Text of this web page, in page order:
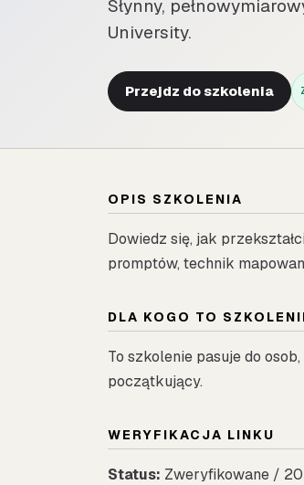
Słynny,
University.
Przejdz do szkolenia
OPIS SZKOLENIA
Dowiedz się, jak
promptów, technik
DLA KOGO TO
To szkolenie pasuje do
początkujący.
WERYFIKACJA LINKU
Status: Zweryfikowane /